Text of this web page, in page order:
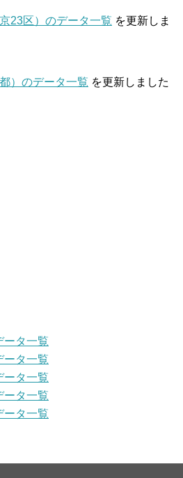
23区）のデータ一覧 を更新しま
）のデータ一覧 を更新しました
ータ一覧
ータ一覧
ータ一覧
ータ一覧
ータ一覧